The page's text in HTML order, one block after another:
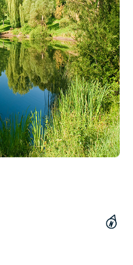
Sauertal
Mosel
Wiedtal
Westerwald
dem Ahr-Radweg bis